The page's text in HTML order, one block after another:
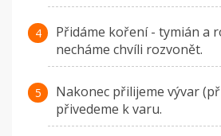
Přidáme koření - tymián a
necháme chvíli rozvonět.
Nakonec přilijeme vývar
přivedeme k varu.